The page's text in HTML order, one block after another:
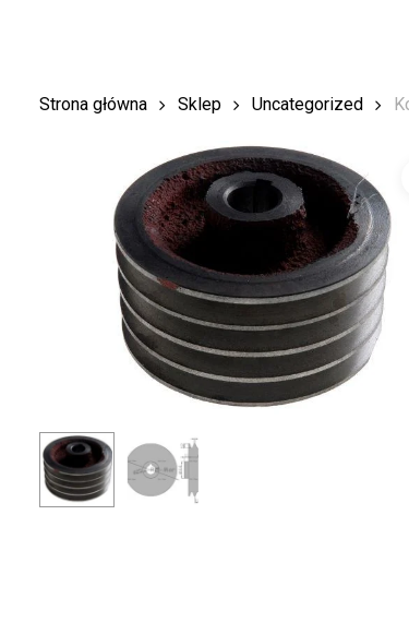
Strona główna Sklep Uncategorized